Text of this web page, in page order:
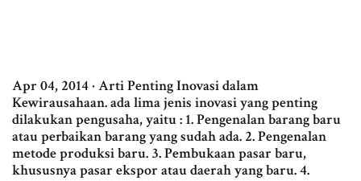
Apr 04, 2014 · Arti Penting Inovasi dalam
Kewirausahaan. ada lima jenis inovasi yang penting
dilakukan pengusaha, yaitu : 1. Pengenalan barang baru
atau perbaikan barang yang sudah ada. 2. Pengenalan
metode produksi baru. 3. Pembukaan pasar baru,
khususnya pasar ekspor atau daerah yang baru. 4.